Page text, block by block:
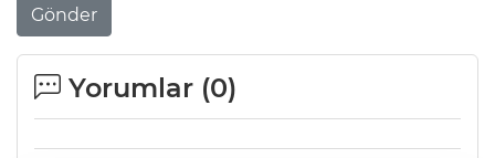
Gönder
Yorumlar (0)